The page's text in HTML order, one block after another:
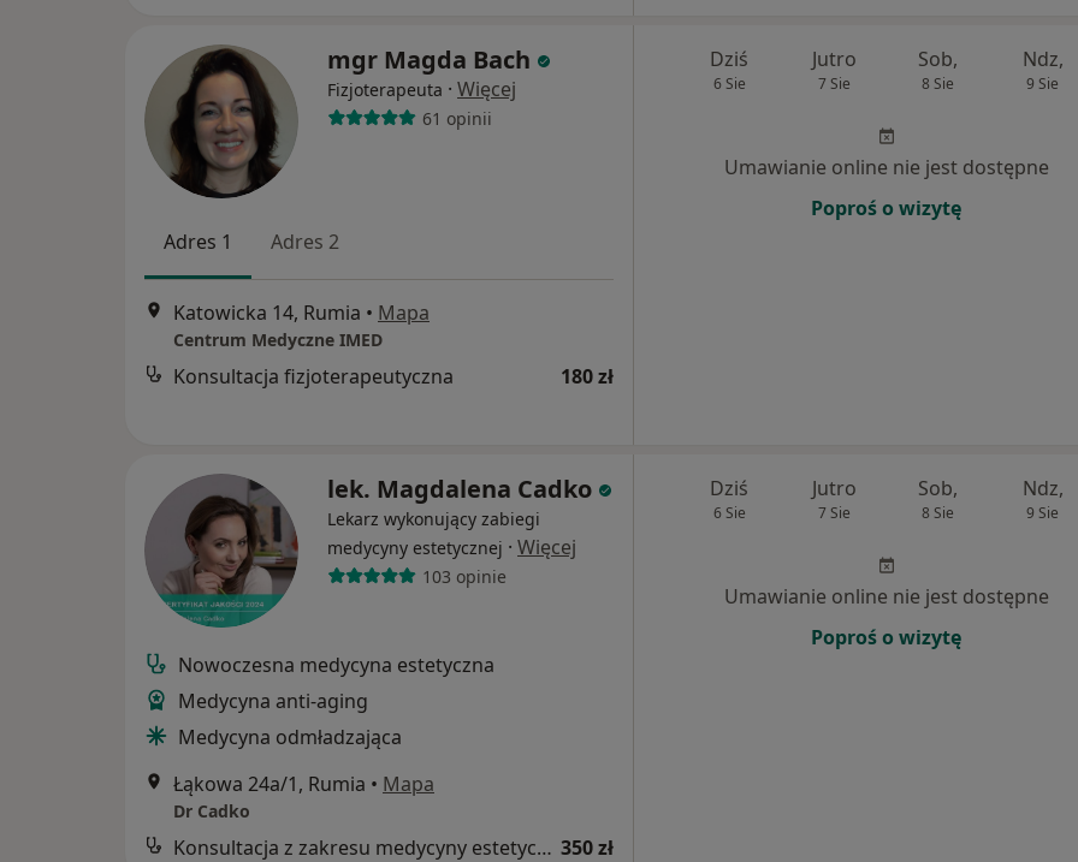
mgr Magda Bach
Fizjoterapeuta · Więcej
61 opinii
Adres 1 Adres 2
Katowicka 14, Rumia • Mapa
Centrum Medyczne IMED
Konsultacja fizjoterapeutyczna 180 zł
Dziś
6 Sie
Jutro
7 Sie
Sob,
8 Sie
Ndz,
9 Sie
Umawianie online nie jest dostępne
Poproś o wizytę
lek. Magdalena Cadko
Lekarz wykonujący zabiegi
medycyny estetycznej · Więcej
103 opinie
Nowoczesna medycyna estetyczna
Medycyna anti-aging
Medycyna odmładzająca
Łąkowa 24a/1, Rumia • Mapa
Dr Cadko
Konsultacja z zakresu medycyny estetycznej 350 zł
Dziś
6 Sie
Jutro
7 Sie
Sob,
8 Sie
Ndz,
9 Sie
Umawianie online nie jest dostępne
Poproś o wizytę